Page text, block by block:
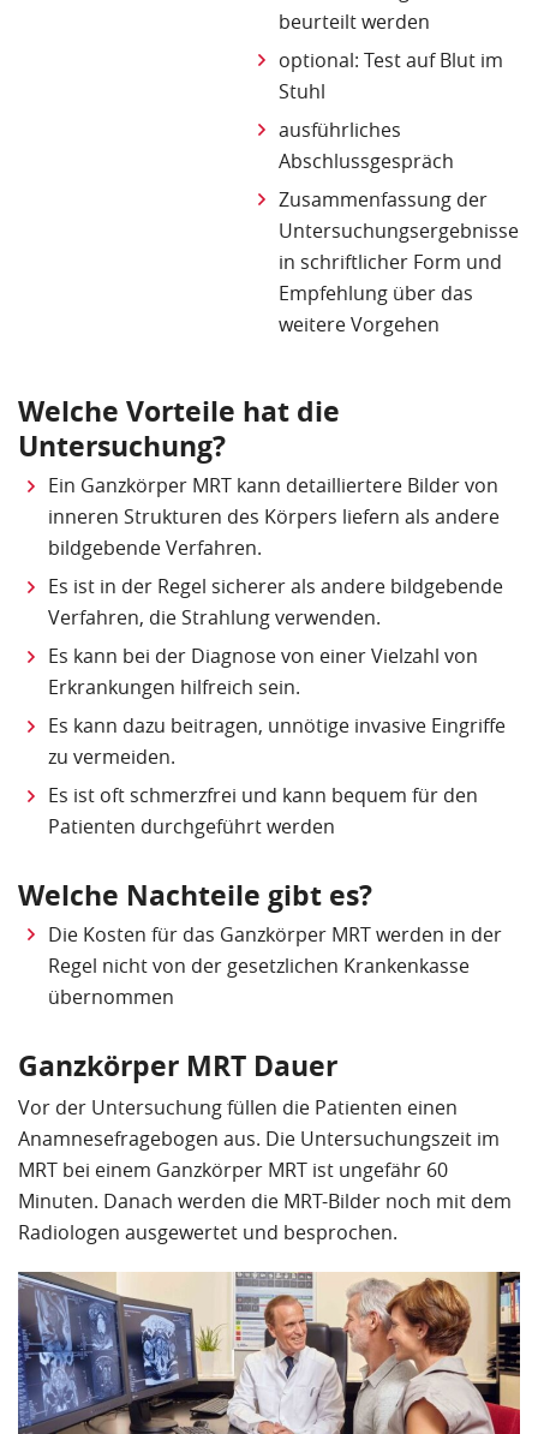
beurteilt werden
optional: Test auf Blut im
Stuhl
ausführliches
Abschlussgespräch
Zusammenfassung der
Untersuchungsergebnisse
in schriftlicher Form und
Empfehlung über das
weitere Vorgehen
Welche Vorteile hat die
Untersuchung?
Ein Ganzkörper MRT kann detailliertere Bilder von
inneren Strukturen des Körpers liefern als andere
bildgebende Verfahren.
Es ist in der Regel sicherer als andere bildgebende
Verfahren, die Strahlung verwenden.
Es kann bei der Diagnose von einer Vielzahl von
Erkrankungen hilfreich sein.
Es kann dazu beitragen, unnötige invasive Eingriffe
zu vermeiden.
Es ist oft schmerzfrei und kann bequem für den
Patienten durchgeführt werden
Welche Nachteile gibt es?
Die Kosten für das Ganzkörper MRT werden in der
Regel nicht von der gesetzlichen Krankenkasse
übernommen
Ganzkörper MRT Dauer
Vor der Untersuchung füllen die Patienten einen
Anamnesefragebogen aus. Die Untersuchungszeit im
MRT bei einem Ganzkörper MRT ist ungefähr 60
Minuten. Danach werden die MRT-Bilder noch mit dem
Radiologen ausgewertet und besprochen.